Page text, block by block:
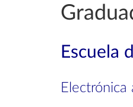
Escuela
Electrónica